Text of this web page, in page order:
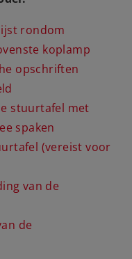
rondom
koplamp
opschriften
stuurtafel met
spaken
(vereist voor
van de
de